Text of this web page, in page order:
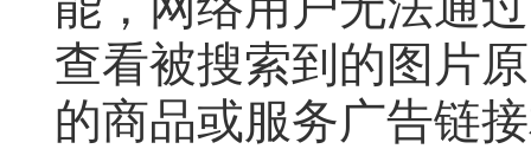
查看被搜索到的图片
的商品或服务广告链